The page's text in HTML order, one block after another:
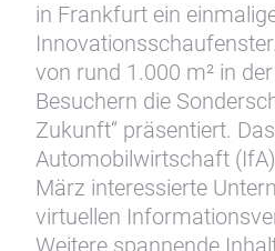
in Frankfurt ein
von rund 1.000 m² in
Besuchern die
Zukunft“ präsentiert.
Automobilwirtschaft
März interessierte
virtuellen
Weitere spannende